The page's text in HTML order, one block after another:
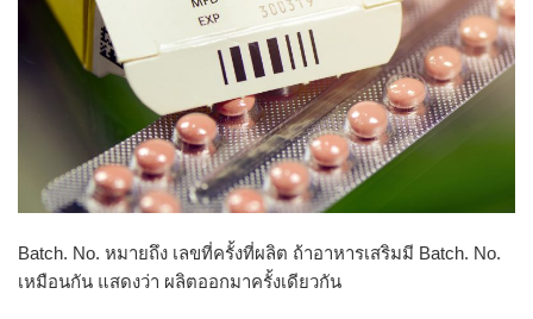
Batch. No. หมายถึง เลขที่ครั้งที่ผลิต ถ้าอาหารเสริมมี Batch. No.
เหมือนกัน แสดงว่า ผลิตออกมาครั้งเดียวกัน